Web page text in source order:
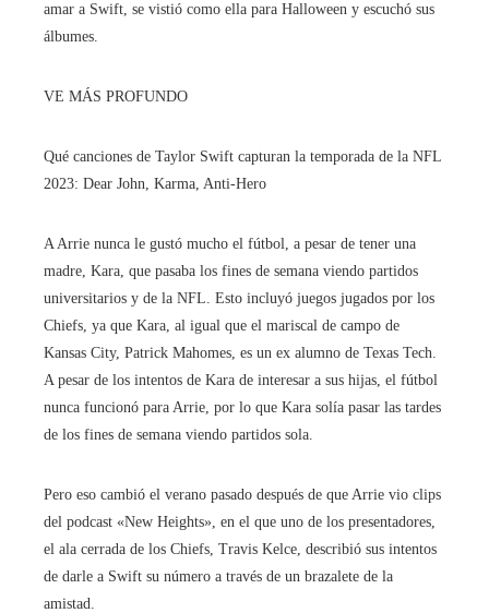
amar a Swift, se vistió como ella para Halloween y escuchó sus
álbumes.
VE MÁS PROFUNDO
Qué canciones de Taylor Swift capturan la temporada de la NFL
2023: Dear John, Karma, Anti-Hero
A Arrie nunca le gustó mucho el fútbol, ​​a pesar de tener una
madre, Kara, que pasaba los fines de semana viendo partidos
universitarios y de la NFL. Esto incluyó juegos jugados por los
Chiefs, ya que Kara, al igual que el mariscal de campo de
Kansas City, Patrick Mahomes, es un ex alumno de Texas Tech.
A pesar de los intentos de Kara de interesar a sus hijas, el fútbol
nunca funcionó para Arrie, por lo que Kara solía pasar las tardes
de los fines de semana viendo partidos sola.
Pero eso cambió el verano pasado después de que Arrie vio clips
del podcast «New Heights», en el que uno de los presentadores,
el ala cerrada de los Chiefs, Travis Kelce, describió sus intentos
de darle a Swift su número a través de un brazalete de la
amistad.